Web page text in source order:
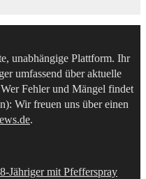
unabhängige Plattform. Ihr
umfassend über aktuelle
Fehler und Mängel findet
Wir freuen uns über einen
.
Jähriger mit Pfefferspray